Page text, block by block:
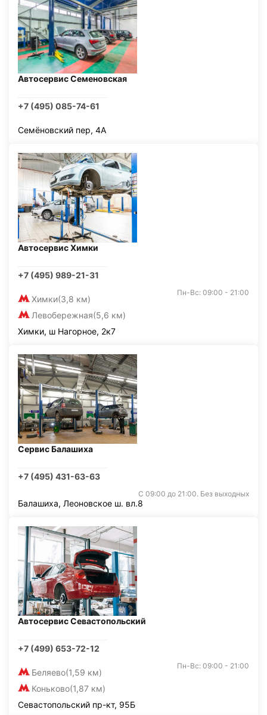
Автосервис Семеновская
+7 (495) 085-74-61
Семёновский пер, 4А
Автосервис Химки
+7 (495) 989-21-31
Химки(3,8 км)
Левобережная(5,6 км)
Пн-Вс: 09:00 - 21:00
Химки, ш Нагорное, 2к7
Сервис Балашиха
+7 (495) 431-63-63
С 09:00 до 21:00. Без выходных
Балашиха, Леоновское ш. вл.8
Автосервис Севастопольский
+7 (499) 653-72-12
Беляево(1,59 км)
Коньково(1,87 км)
Пн-Вс: 09:00 - 21:00
Севастопольский пр-кт, 95Б